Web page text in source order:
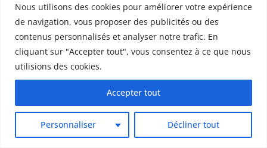
Nous utilisons des cookies pour améliorer votre expérience
de navigation, vous proposer des publicités ou des
contenus personnalisés et analyser notre trafic. En
cliquant sur "Accepter tout", vous consentez à ce que nous
utilisions des cookies.
Personnaliser Décliner tout
Accepter tout
Donald Trump
Dons
Doxxing
Droit de la consommation
Droit de la presse
Droit de la santé